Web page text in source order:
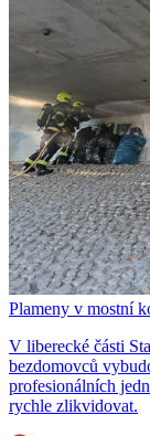
Plameny v mostní
V liberecké části
bezdomovců
profesionálních
rychle zlikvidovat.